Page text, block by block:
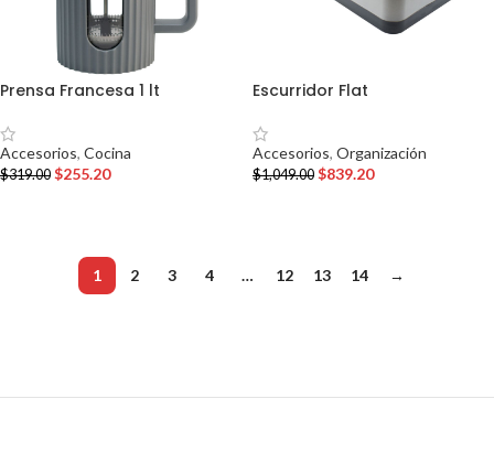
Prensa Francesa 1 lt
Accesorios, Cocina
$319.00 $255.20
Escurridor Flat
Accesorios, Organización
$1,049.00 $839.20
1 2 3 4 … 12 13 14 →